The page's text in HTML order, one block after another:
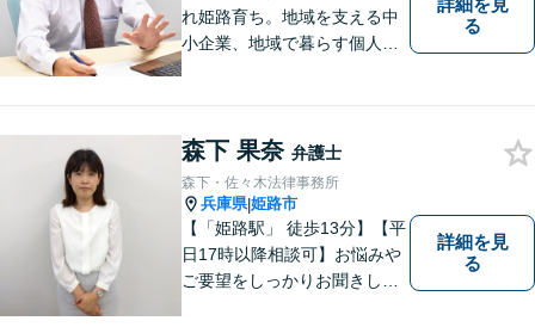
れ姫路育ち。地域を支える中
小企業、地域で暮らす個人に
済など幅広い問題に積極的に
取り組みます。お気軽にご相
談ください。
詳細を見
る
森下 果奈 弁護士
森下・佐々木法律事務所
兵庫県|姫路市
【「姫路駅」 徒歩13分】【平
日17時以降相談可】お悩みや
ご要望をしっかりお聞きし、
詳細を見
る